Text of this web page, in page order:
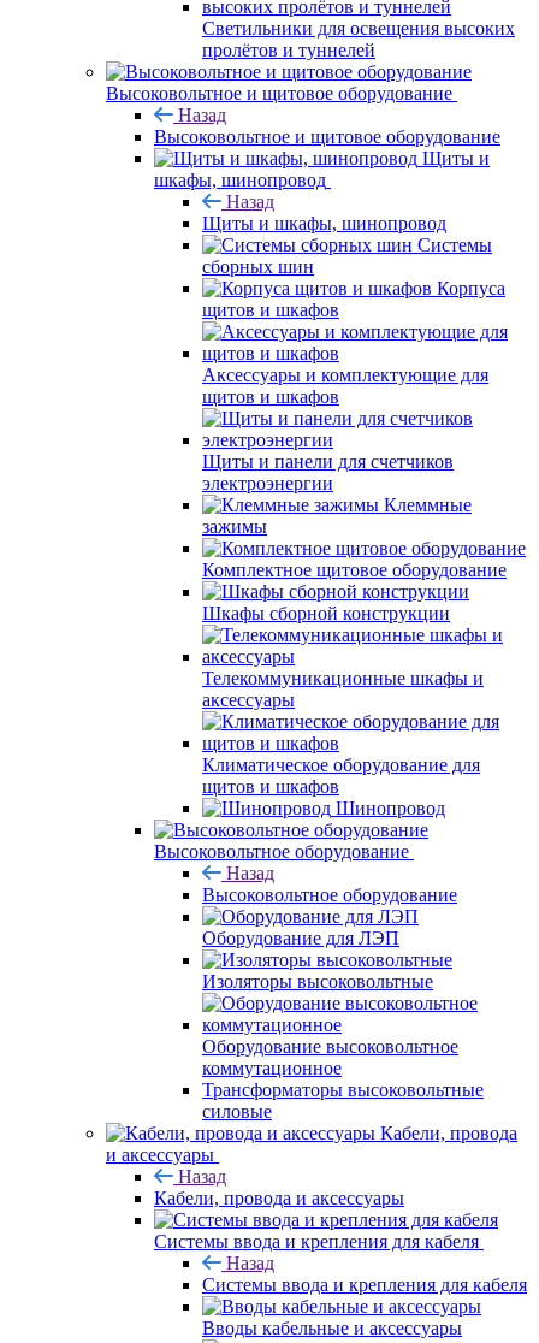
Светильники для освещения высоких
пролётов и туннелей
Высоковольтное и щитовое оборудование
Назад
Высоковольтное и щитовое оборудование
Щиты и
шкафы, шинопровод
Назад
Щиты и шкафы, шинопровод
Системы
сборных шин
Корпуса
щитов и шкафов
Аксессуары и комплектующие для
щитов и шкафов
Щиты и панели для счетчиков
электроэнергии
Клеммные
зажимы
Комплектное щитовое оборудование
Шкафы сборной конструкции
Телекоммуникационные шкафы и
аксессуары
Климатическое оборудование для
щитов и шкафов
Шинопровод
Высоковольтное оборудование
Назад
Высоковольтное оборудование
Оборудование для ЛЭП
Изоляторы высоковольтные
Оборудование высоковольтное
коммутационное
Трансформаторы высоковольтные
силовые
Кабели, провода
и аксессуары
Назад
Кабели, провода и аксессуары
Системы ввода и крепления для кабеля
Назад
Системы ввода и крепления для кабеля
Вводы кабельные и аксессуары